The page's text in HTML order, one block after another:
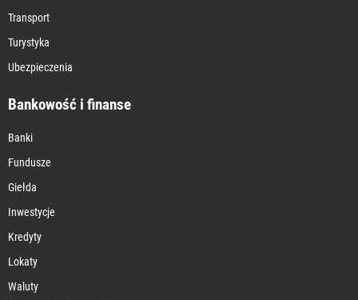
Transport
Turystyka
Ubezpieczenia
Bankowość i finanse
Banki
Fundusze
Giełda
Inwestycje
Kredyty
Lokaty
Waluty